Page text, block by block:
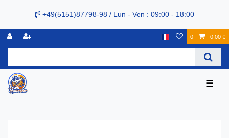
+49(5151)87798-98 / Lun - Ven : 09:00 - 18:00
0 0,00 €
☰